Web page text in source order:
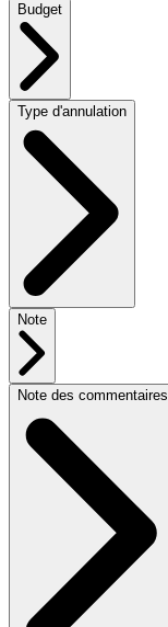
Budget
Type d'annulation
Note
Note des commentaires